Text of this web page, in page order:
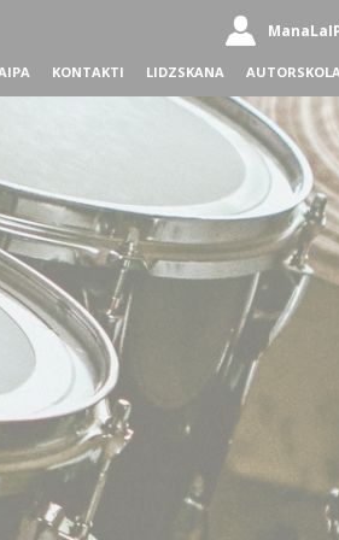
KONTAKTI LIDZSKANA